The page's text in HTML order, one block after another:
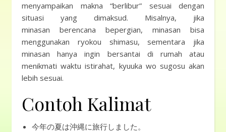
menyampaikan makna “berlibur” sesuai dengan
situasi yang dimaksud. Misalnya, jika
minasan berencana bepergian, minasan bisa
menggunakan ryokou shimasu, sementara jika
minasan hanya ingin bersantai di rumah atau
menikmati waktu istirahat, kyuuka wo sugosu akan
lebih sesuai.
Contoh Kalimat
今年の夏は沖縄に旅行しました。